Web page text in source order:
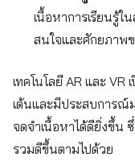
เนื้อหาการเรียนรู้
สนใจและศักยภาพ
เทคโนโลยี AR และ VR
เต้นและมีประสบการณ์
จดจำเนื้อหาได้ดียิ่งขึ้น
รวมดีขึ้นตามไปด้วย